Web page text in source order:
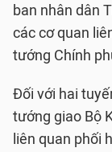
ban nhân dân
các cơ quan
tướng Chính
Đối với hai
tướng giao Bộ
liên quan phối